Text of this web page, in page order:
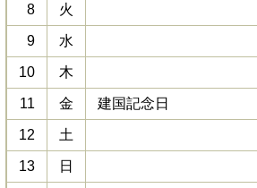
8 火
9 水
10 木
11 金 建国記念日
12 土
13 日